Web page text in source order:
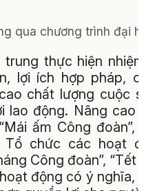
qua chương trình đại
thực hiện
lợi ích hợp pháp,
chất lượng cuộc
lao động. Nâng cao
ấm Công đoàn”,
Tổ chức các hoạt
Công đoàn”, “Tết
động có ý nghĩa,